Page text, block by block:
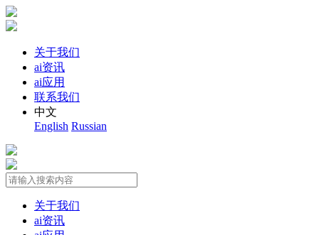
关于我们
ai资讯
ai应用
联系我们
中文
English Russian
关于我们
ai资讯